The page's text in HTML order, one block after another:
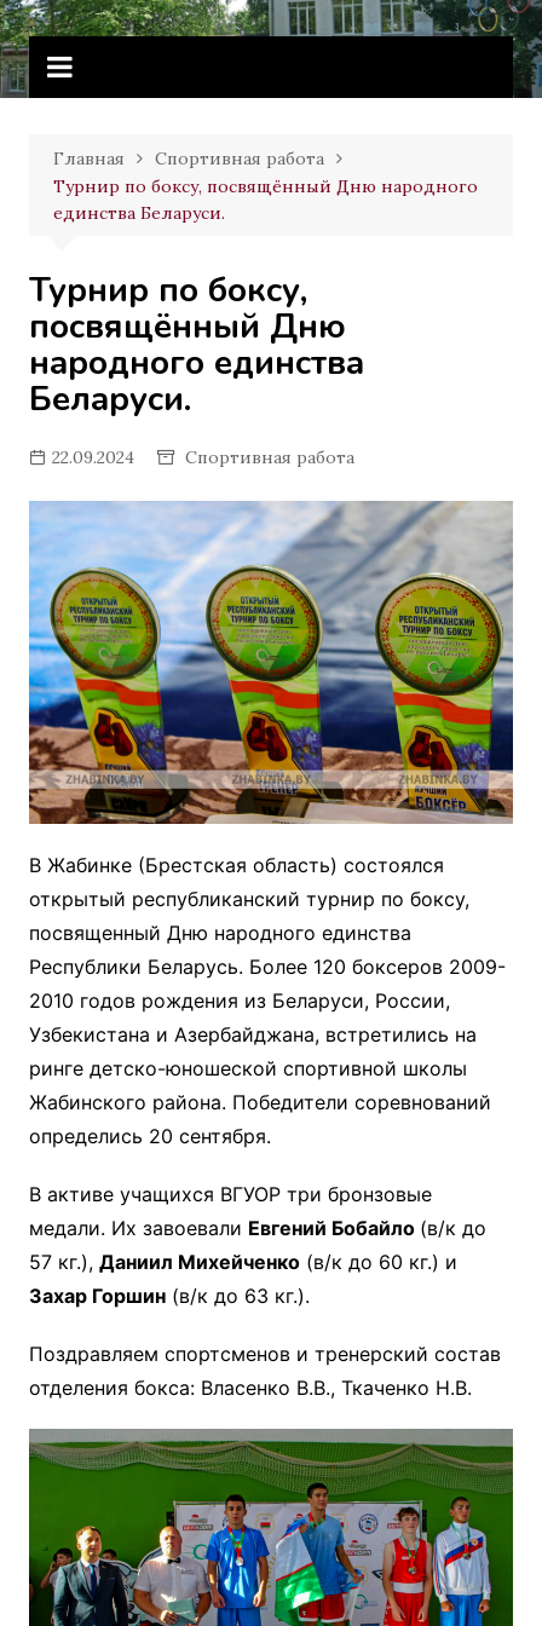
Перейти
к
содержимому
Витебское государственное
училище олимпийского резерва
Главная
Спортивная работа
Турнир по боксу, посвящённый Дню народного
единства Беларуси.
Турнир по боксу,
посвящённый Дню
народного единства
Беларуси.
22.09.2024 Спортивная работа
В Жабинке (Брестская область) состоялся
открытый республиканский турнир по боксу,
посвященный Дню народного единства
Республики Беларусь. Более 120 боксеров 2009-
2010 годов рождения из Беларуси, России,
Узбекистана и Азербайджана, встретились на
ринге детско-юношеской спортивной школы
Жабинского района. Победители соревнований
определись 20 сентября.
В активе учащихся ВГУОР три бронзовые
медали. Их завоевали Евгений Бобайло (в/к до
57 кг.), Даниил Михейченко(в/к до 60 кг.) и
Захар Горшин(в/к до 63 кг.).
Поздравляем спортсменов и тренерский состав
отделения бокса: Власенко В.В., Ткаченко Н.В.